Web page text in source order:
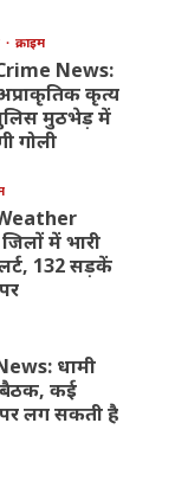
क्राइम
News:
कृत्य
मुठभेड़ में
गोली
में भारी
132 सड़कें
धामी
कई
पर लग सकती है